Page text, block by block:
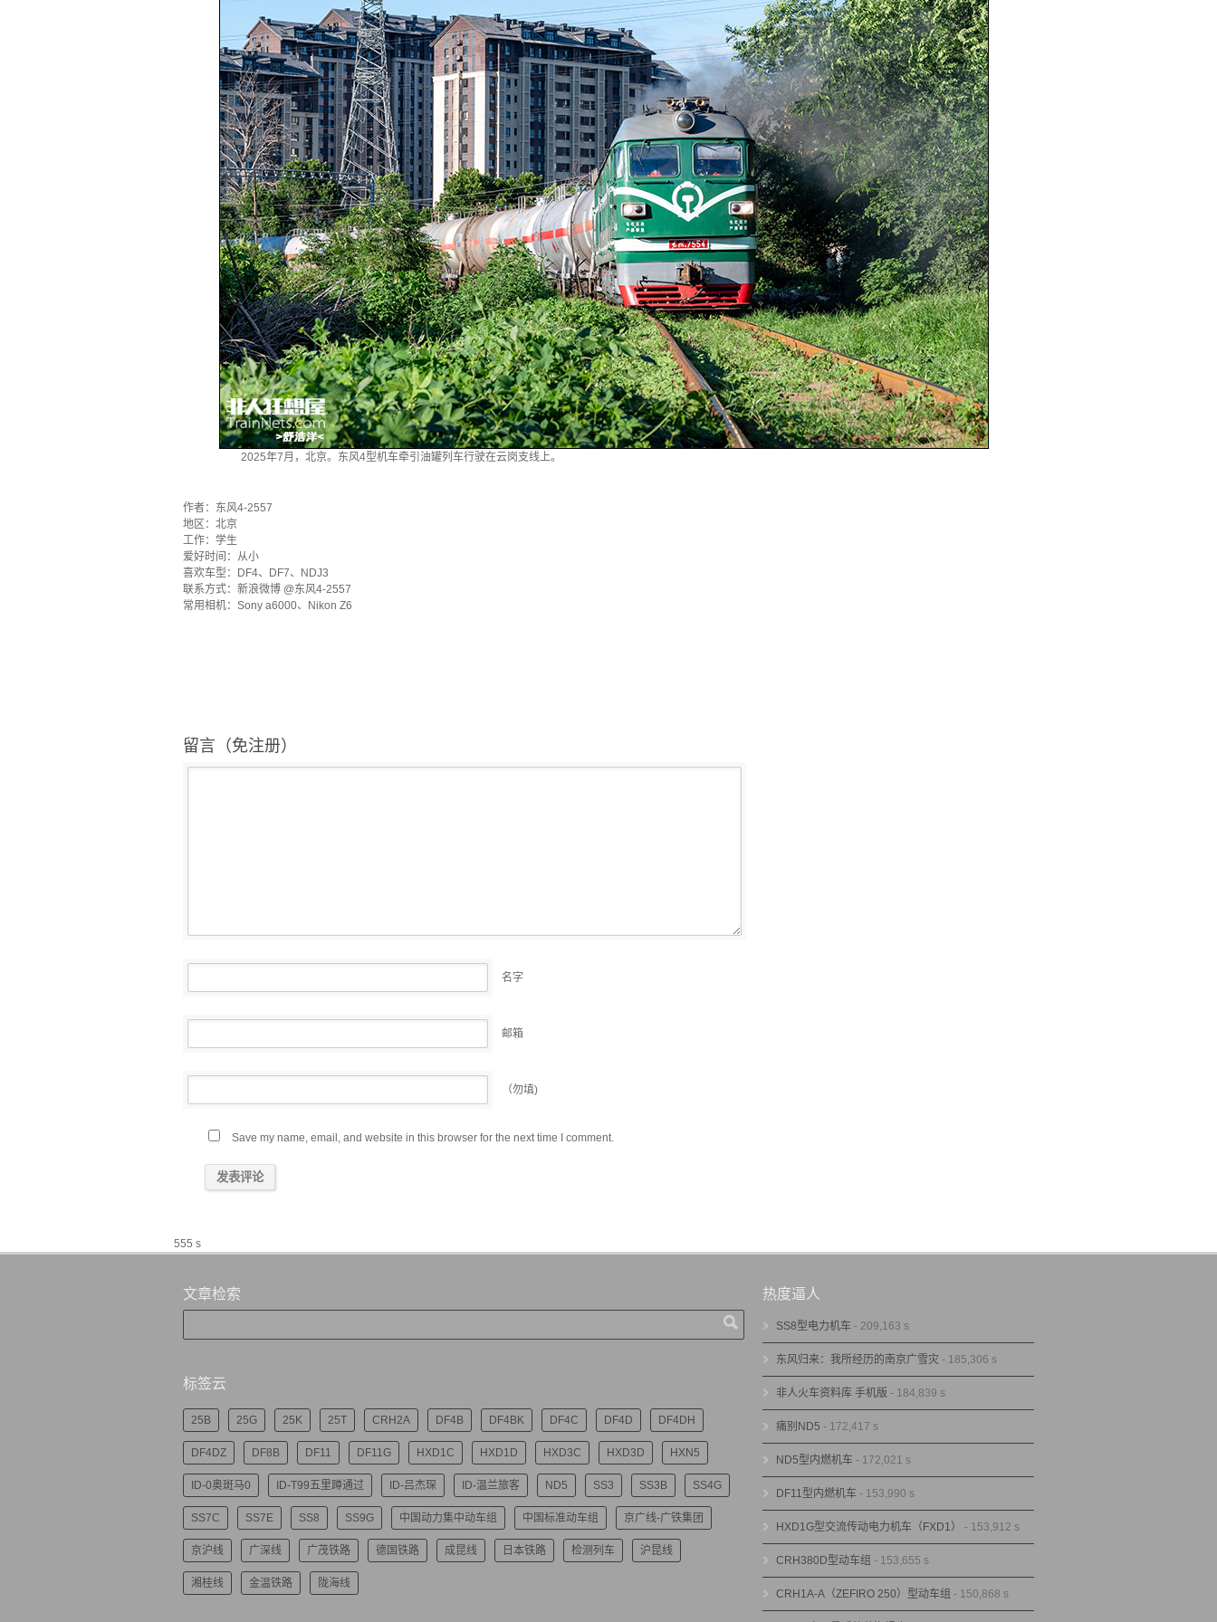
2025年7月，北京。东风4型机车牵引油罐列车行驶在云岗支线上。
作者：东风4-2557
地区：北京
工作：学生
爱好时间：从小
喜欢车型：DF4、DF7、NDJ3
联系方式：新浪微博 @东风4-2557
常用相机：Sony a6000、Nikon Z6
留言（免注册）
名字
邮箱
（勿填)
Save my name, email, and website in this browser for the next time I comment.
555 s
文章检索
标签云
25B 25G 25K 25T CRH2A DF4B DF4BK DF4C DF4D DF4DH
DF4DZ DF8B DF11 DF11G HXD1C HXD1D HXD3C HXD3D HXN5
ID-0奥斑马0 ID-T99五里蹲通过 ID-吕杰琛 ID-温兰旅客 ND5 SS3 SS3B SS4G
SS7C SS7E SS8 SS9G 中国动力集中动车组 中国标准动车组 京广线-广铁集团
京沪线 广深线 广茂铁路 德国铁路 成昆线 日本铁路 检测列车 沪昆线
湘桂线 金温铁路 陇海线
热度逼人
SS8型电力机车 - 209,163 s
东风归来：我所经历的南京广雪灾 - 185,306 s
非人火车资料库 手机版 - 184,839 s
痛别ND5 - 172,417 s
ND5型内燃机车 - 172,021 s
DF11型内燃机车 - 153,990 s
HXD1G型交流传动电力机车（FXD1） - 153,912 s
CRH380D型动车组 - 153,655 s
CRH1A-A（ZEFIRO 250）型动车组 - 150,868 s